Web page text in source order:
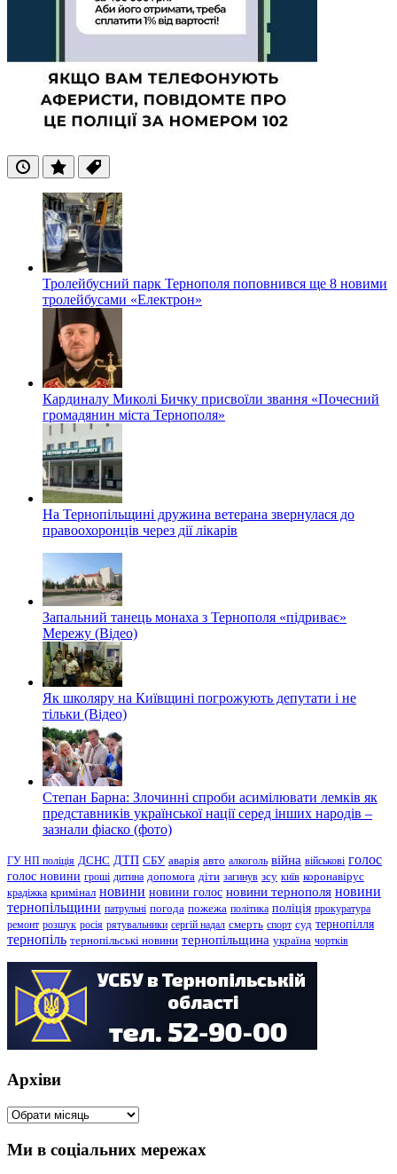
ОстанніПопулярні
Теги
Тролейбусний парк Тернополя поповнився ще 8 новими
тролейбусами «Електрон»
Кардиналу Миколі Бичку присвоїли звання «Почесний
громадянин міста Тернополя»
На Тернопільщині дружина ветерана звернулася до
правоохоронців через дії лікарів
Запальний танець монаха з Тернополя «підриває»
Мережу (Відео)
Як школяру на Київщині погрожують депутати і не
тільки (Відео)
Степан Барна: Злочинні спроби асимілювати лемків як
представників української нації серед інших народів –
зазнали фіаско (фото)
ГУ НП поліція ДСНС ДТП СБУ аварія авто алкоголь війна військові голос
голос новини гроші дитина допомога діти загинув зсу київ коронавірус
крадіжка кримінал новини новини голос новини тернополя новини
тернопільщини патрульні погода пожежа політика поліція прокуратура
ремонт розшук росія рятувальники сергій надал смерть спорт суд тернопілля
тернопіль тернопільські новини тернопільщина україна чортків
Архіви
Архіви
Ми в соціальних мережах